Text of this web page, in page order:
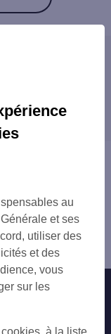
au
et ses
utiliser des
et des
vous
sur les
à la liste